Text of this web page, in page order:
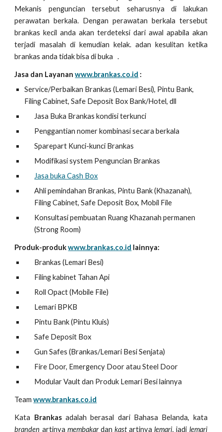
Mekanis penguncian tersebut seharusnya di lakukan
perawatan berkala. Dengan perawatan berkala tersebut
brankas kecil anda akan terdeteksi dari awal apabila akan
terjadi masalah di kemudian kelak. adan kesulitan ketika
brankas anda tidak bisa di buka .
Jasa dan Layananwww.brankas.co.id :
Service/Perbaikan Brankas (Lemari Besi), Pintu Bank,
Filing Cabinet, Safe Deposit Box Bank/Hotel, dll
Jasa Buka Brankas kondisi terkunci
Penggantian nomer kombinasi secara berkala
Sparepart Kunci-kunci Brankas
Modifikasi system Penguncian Brankas
Jasa buka Cash Box
Ahli pemindahan Brankas, Pintu Bank (Khazanah),
Filing Cabinet, Safe Deposit Box, Mobil File
Konsultasi pembuatan Ruang Khazanah permanen
(Strong Room)
Produk-produkwww.brankas.co.id lainnya:
Brankas (Lemari Besi)
Filing kabinet Tahan Api
Roll Opact (Mobile File)
Lemari BPKB
Pintu Bank (Pintu Kluis)
Safe Deposit Box
Gun Safes (Brankas/Lemari Besi Senjata)
Fire Door, Emergency Door atau Steel Door
Modular Vault dan Produk Lemari Besi lainnya
Teamwww.brankas.co.id
Kata Brankasadalah berasal dari Bahasa Belanda, kata
branden artinya membakardankast artinyalemari, jadi lemari